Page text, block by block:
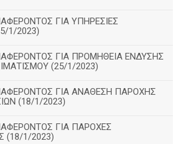
ΓΙΑ ΥΠΗΡΕΣΙΕΣ
1/2023)
ΓΙΑ ΠΡΟΜΗΘΕΙΑ ΕΝΔΥΣΗΣ
(25/1/2023)
ΓΙΑ ΑΝΑΘΕΣΗ ΠΑΡΟΧΗΣ
(18/1/2023)
ΓΙΑ ΠΑΡΟΧΕΣ
(18/1/2023)